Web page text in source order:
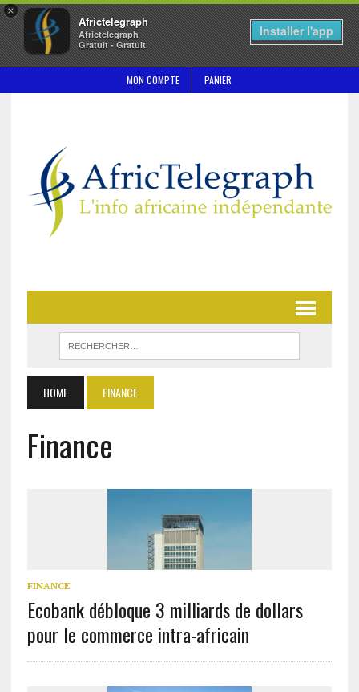
×
Africtelegraph
Africtelegraph
Gratuit - Gratuit
Installer l'app
MON COMPTE PANIER
HOME FINANCE
Finance
FINANCE
Ecobank débloque 3 milliards de dollars
pour le commerce intra-africain